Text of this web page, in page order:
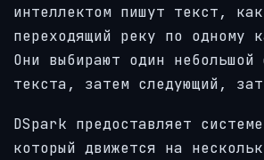
интеллектом пишут текст,
переходящий реку по одному
Они выбирают один небольшой
текста, затем следующий,
DSpark предоставляет
который движется на